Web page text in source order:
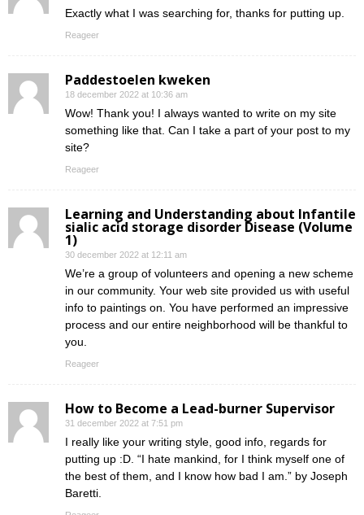
Exactly what I was searching for, thanks for putting up.
Reageer
Paddestoelen kweken
18 december 2022 at 10:36 am
Wow! Thank you! I always wanted to write on my site
something like that. Can I take a part of your post to my
site?
Reageer
Learning and Understanding about Infantile
sialic acid storage disorder Disease (Volume
1)
30 december 2022 at 12:11 am
We’re a group of volunteers and opening a new scheme
in our community. Your web site provided us with useful
info to paintings on. You have performed an impressive
process and our entire neighborhood will be thankful to
you.
Reageer
How to Become a Lead-burner Supervisor
31 december 2022 at 7:51 pm
I really like your writing style, good info, regards for
putting up :D. “I hate mankind, for I think myself one of
the best of them, and I know how bad I am.” by Joseph
Baretti.